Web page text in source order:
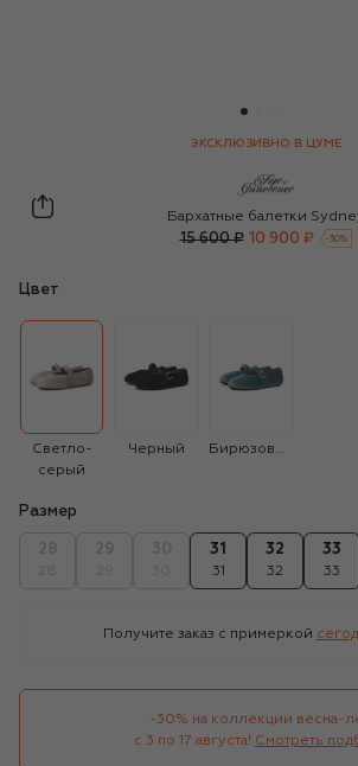
ЭКСКЛЮЗИВНО В ЦУМЕ
Age of Innocence
Бархатные балетки
15 600 ₽ 10 900 ₽ -30%
Цвет
Светло-
серый
Черный Бирюзовый
Размер
31
31
32
32
33
33
Получите заказ с примеркой
-30% на коллекции весна-
с 3 по 17 августа! Смотреть